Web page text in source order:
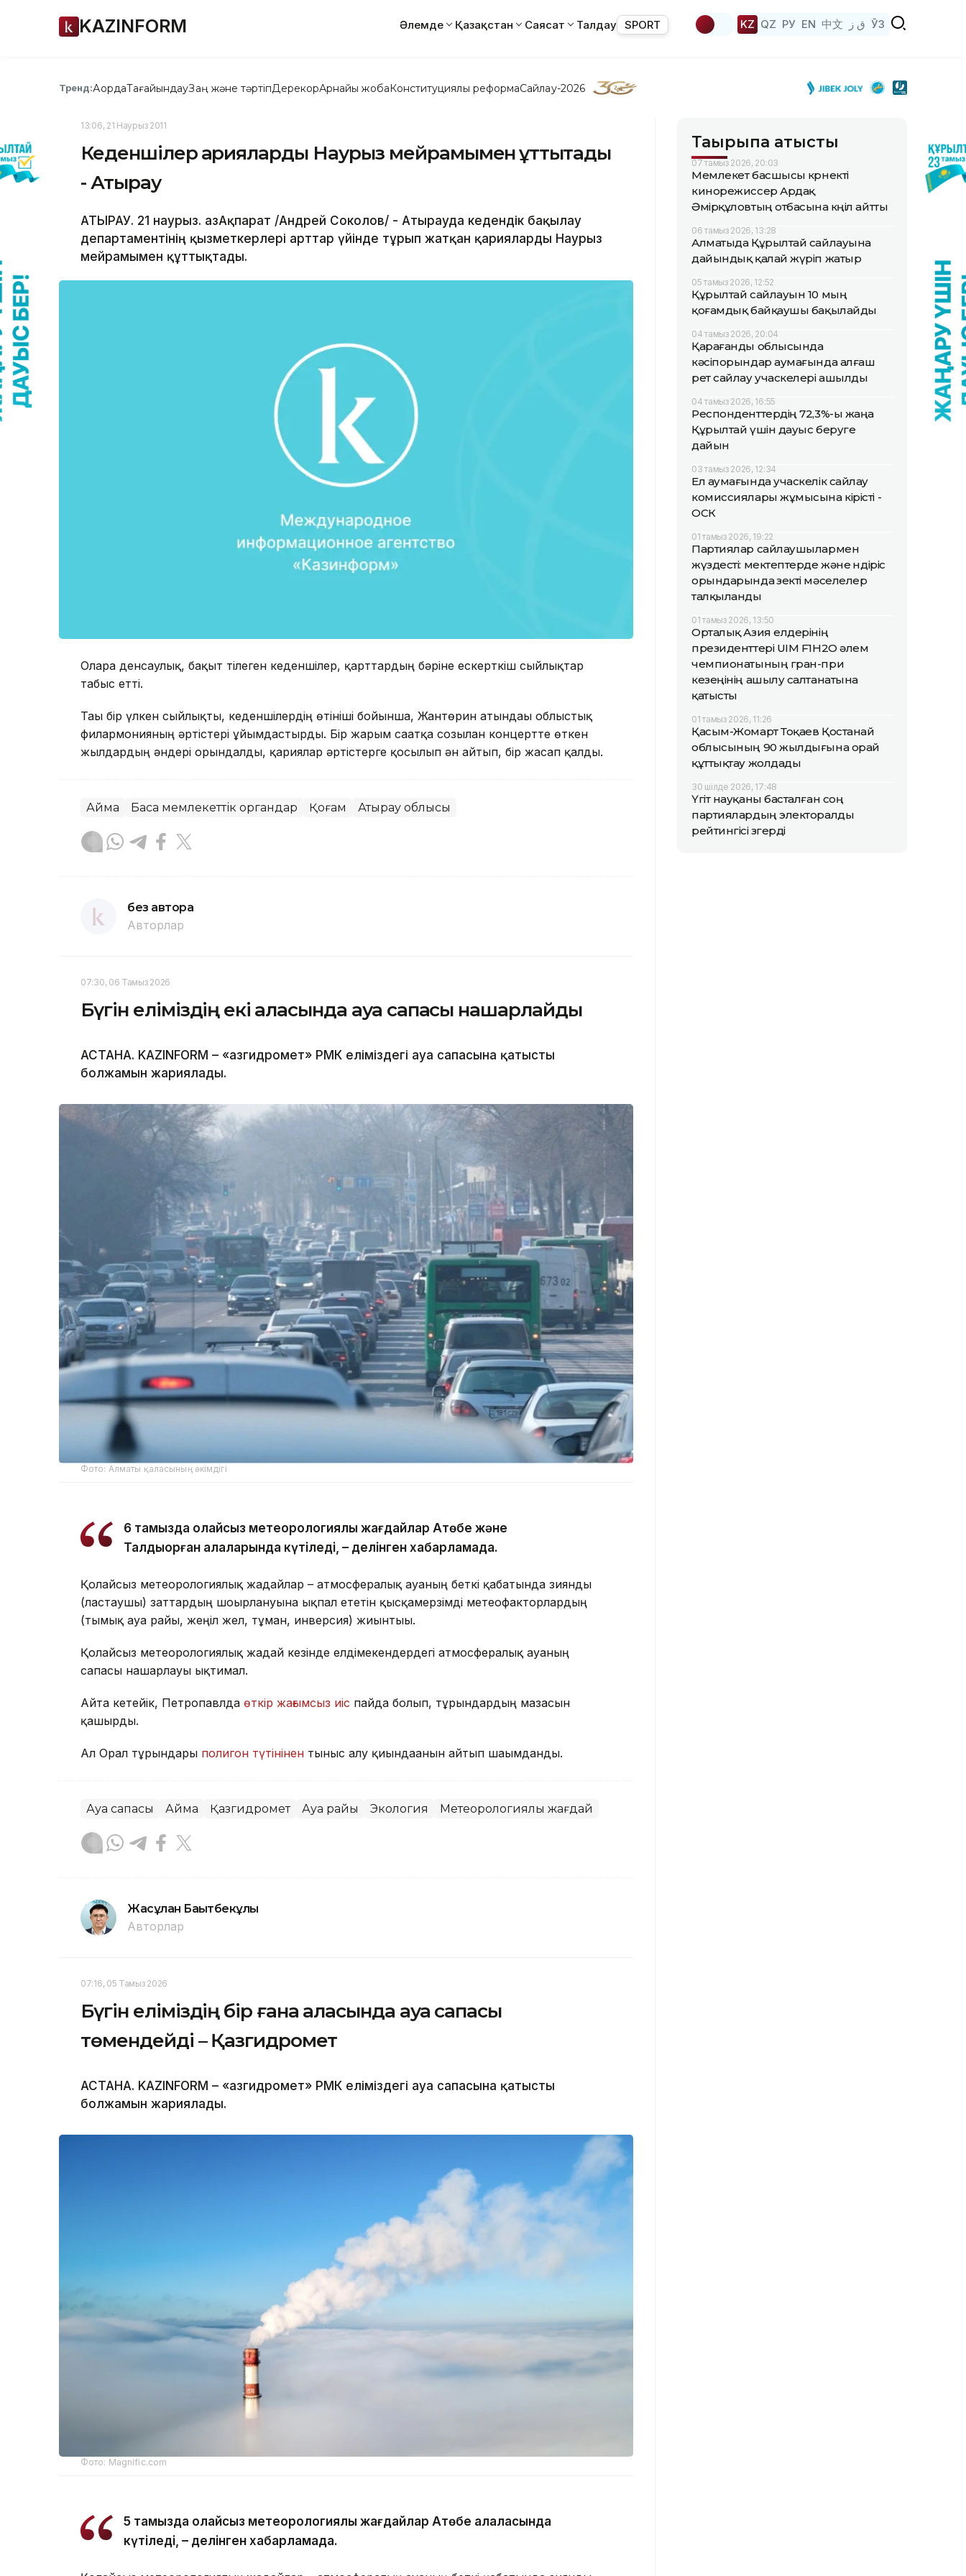
KAZINFORM Әлемде Қазақстан Саясат Талдау SPORT KZ QZ РУ EN 中文 ق ز ЎЗ
Тренд:АқордаТағайындауЗаң және тәртіпДерекқорАрнайы жобаКонституциялық реформаСайлау-2026
13:06, 21 Наурыз 2011
Кеденшілер қарияларды Наурыз мейрамымен құттықтады
- Атырау
АТЫРАУ. 21 наурыз. ҚазАқпарат /Андрей Соколов/ - Атырауда кедендік бақылау
департаментінің қызметкерлері Қарттар үйінде тұрып жатқан қарияларды Наурыз
мейрамымен құттықтады.
Оларға денсаулық, бақыт тілеген кеденшілер, қарттардың бәріне ескерткіш сыйлықтар
табыс етті.
Тағы бір үлкен сыйлықты, кеденшілердің өтініші бойынша, Жантөрин атындағы облыстық
филармонияның әртістері ұйымдастырды. Бір жарым сағатқа созылған концертте өткен
жылдардың әндері орындалды, қариялар әртістерге қосылып ән айтып, бір жасап қалды.
Аймақ Басқа мемлекеттік органдар Қоғам Атырау облысы
без автора
Авторлар
07:30, 06 Тамыз 2026
Бүгін еліміздің екі қаласында ауа сапасы нашарлайды
АСТАНА. KAZINFORM – «Қазгидромет» РМК еліміздегі ауа сапасына қатысты
болжамын жариялады.
Фото: Алматы қаласының әкімдігі
6 тамызда қолайсыз метеорологиялық жағдайлар Ақтөбе және
Талдықорған қалаларында күтіледі, – делінген хабарламада.
Қолайсыз метеорологиялық жағдайлар – атмосфералық ауаның беткі қабатында зиянды
(ластаушы) заттардың шоғырлануына ықпал ететін қысқамерзімді метеофакторлардың
(тымық ауа райы, жеңіл жел, тұман, инверсия) жиынтығы.
Қолайсыз метеорологиялық жағдай кезінде елдімекендердегі атмосфералық ауаның
сапасы нашарлауы ықтимал.
Айта кетейік, Петропавлда өткір жағымсыз иіс пайда болып, тұрғындардың мазасын
қашырды.
Ал Орал тұрғындары полигон түтінінен тыныс алу қиындағанын айтып шағымданды.
Ауа сапасы Аймақ Қазгидромет Ауа райы Экология Метеорологиялық жағдай
Жасұлан Бақытбекұлы
Авторлар
07:16, 05 Тамыз 2026
Бүгін еліміздің бір ғана қаласында ауа сапасы
төмендейді – Қазгидромет
АСТАНА. KAZINFORM – «Қазгидромет» РМК еліміздегі ауа сапасына қатысты
болжамын жариялады.
Фото: Magnific.com
5 тамызда қолайсыз метеорологиялық жағдайлар Ақтөбе қалаласында
күтіледі, – делінген хабарламада.
Тақырыпқа қатысты
07 тамыз 2026, 20:03
Мемлекет басшысы көрнекті
кинорежиссер Ардақ
Әмірқұловтың отбасына көңіл айтты
06 тамыз 2026, 13:28
Алматыда Құрылтай сайлауына
дайындық қалай жүріп жатыр
05 тамыз 2026, 12:52
Құрылтай сайлауын 10 мың
қоғамдық байқаушы бақылайды
04 тамыз 2026, 20:04
Қарағанды облысында
кәсіпорындар аумағында алғаш
рет сайлау учаскелері ашылды
04 тамыз 2026, 16:55
Респонденттердің 72,3%-ы жаңа
Құрылтай үшін дауыс беруге
дайын
03 тамыз 2026, 12:34
Ел аумағында учаскелік сайлау
комиссиялары жұмысына кірісті -
ОСК
01 тамыз 2026, 19:22
Партиялар сайлаушылармен
жүздесті: мектептерде және өндіріс
орындарында өзекті мәселелер
талқыланды
01 тамыз 2026, 13:50
Орталық Азия елдерінің
президенттері UIM F1H2O әлем
чемпионатының гран-при
кезеңінің ашылу салтанатына
қатысты
01 тамыз 2026, 11:26
Қасым-Жомарт Тоқаев Қостанай
облысының 90 жылдығына орай
құттықтау жолдады
30 шілде 2026, 17:48
Үгіт науқаны басталған соң
партиялардың электоралды
рейтингісі өзгерді